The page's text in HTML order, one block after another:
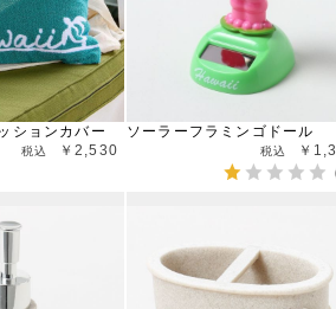
ションカバー
￥2,530
ソーラーフラミンゴドール
￥